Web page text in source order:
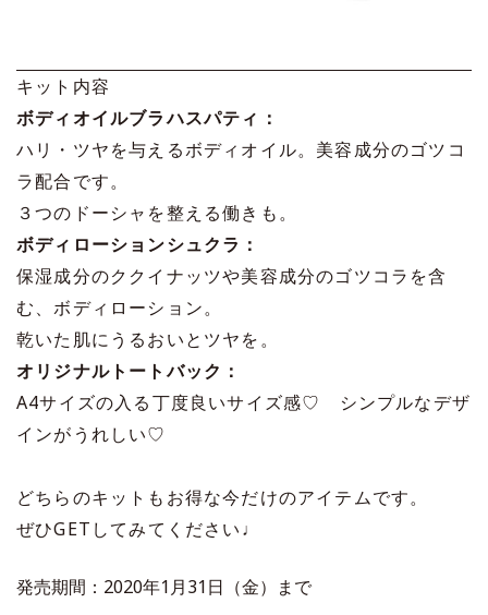
キット内容
ボディオイルブラハスパティ：
ハリ・ツヤを与えるボディオイル。美容成分のゴツコ
ラ配合です。
３つのドーシャを整える働きも。
ボディローションシュクラ：
保湿成分のククイナッツや美容成分のゴツコラを含
む、ボディローション。
乾いた肌にうるおいとツヤを。
オリジナルトートバック：
A4サイズの入る丁度良いサイズ感♡ シンプルなデザ
インがうれしい♡
どちらのキットもお得な今だけのアイテムです。
ぜひGETしてみてください♩
発売期間：2020年1月31日（金）まで